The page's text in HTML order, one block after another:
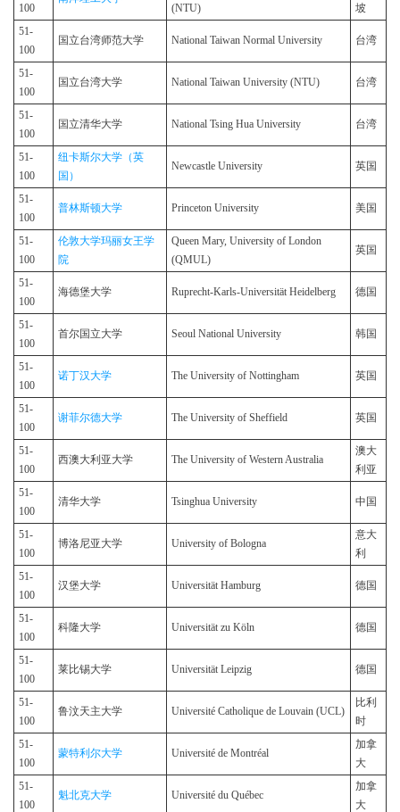
100 (NTU)
坡
51-
100
国立台湾师范大学 National Taiwan Normal University 台湾
51-
100
国立台湾大学 National Taiwan University (NTU) 台湾
51-
100
国立清华大学 National Tsing Hua University 台湾
51-
100
纽卡斯尔大学（英
国）
Newcastle University 英国
51-
100
普林斯顿大学 Princeton University 美国
51-
100
伦敦大学玛丽女王学
院
Queen Mary, University of London
(QMUL)
英国
51-
100
海德堡大学 Ruprecht-Karls-Universität Heidelberg 德国
51-
100
首尔国立大学 Seoul National University 韩国
51-
100
诺丁汉大学 The University of Nottingham 英国
51-
100
谢菲尔德大学 The University of Sheffield 英国
51-
100
西澳大利亚大学 The University of Western Australia
澳大
利亚
51-
100
清华大学 Tsinghua University 中国
51-
100
博洛尼亚大学 University of Bologna
意大
利
51-
100
汉堡大学 Universität Hamburg 德国
51-
100
科隆大学 Universität zu Köln 德国
51-
100
莱比锡大学 Universität Leipzig 德国
51-
100
鲁汶天主大学 Université Catholique de Louvain (UCL)
比利
时
51-
100
蒙特利尔大学 Université de Montréal
加拿
大
51-
100
魁北克大学 Université du Québec
加拿
大